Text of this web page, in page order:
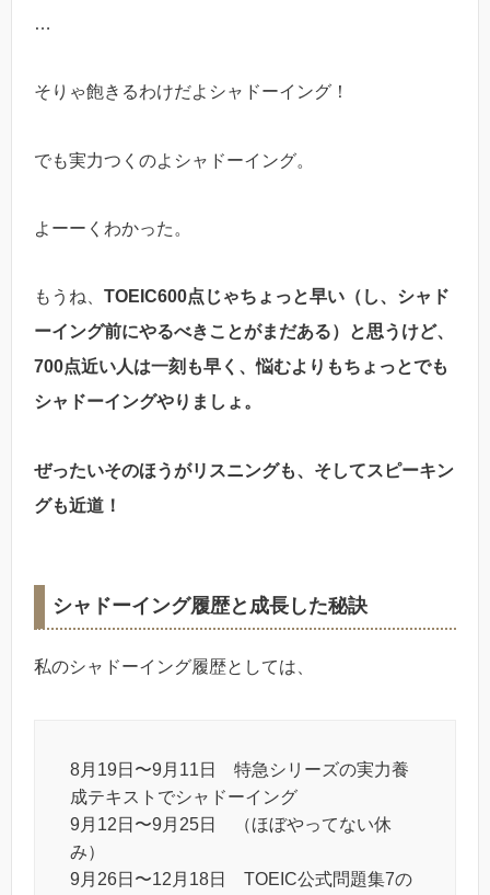
…
そりゃ飽きるわけだよシャドーイング！
でも実力つくのよシャドーイング。
よーーくわかった。
もうね、 TOEIC600点じゃちょっと早い（し、シャド
ーイング前にやるべきことがまだある）と思うけど、
700点近い人は一刻も早く、悩むよりもちょっとでも
シャドーイングやりましょ。
ぜったいそのほうがリスニングも、そしてスピーキン
グも近道！
シャドーイング履歴と成長した秘訣
私のシャドーイング履歴としては、
8月19日〜9月11日 特急シリーズの実力養
成テキストでシャドーイング
9月12日〜9月25日 （ほぼやってない休
み）
9月26日〜12月18日 TOEIC公式問題集7の